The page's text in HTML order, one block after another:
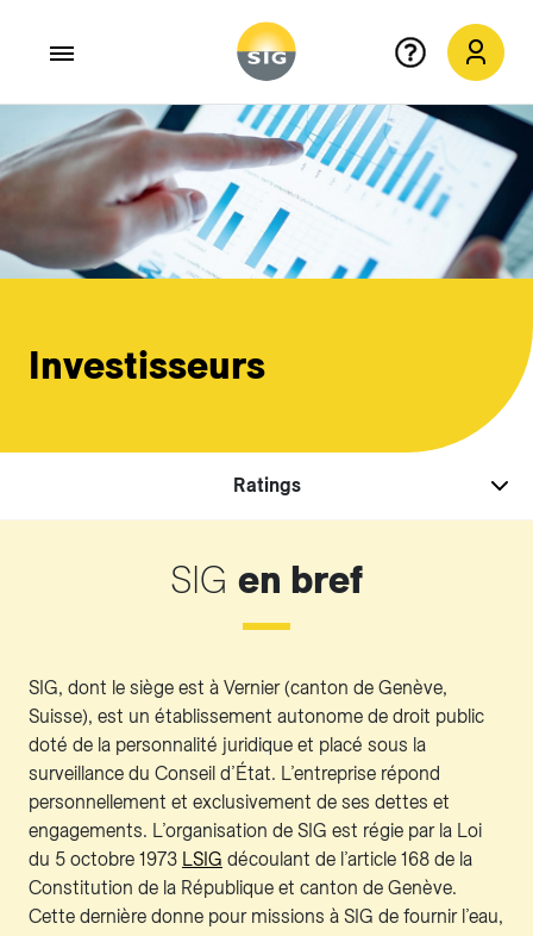
Aller au contenu principal
Investisseurs
Ratings
SIG en bref
SIG, dont le siège est à Vernier (canton de Genève,
Suisse), est un établissement autonome de droit public
doté de la personnalité juridique et placé sous la
surveillance du Conseil d’État. L’entreprise répond
personnellement et exclusivement de ses dettes et
engagements. L’organisation de SIG est régie par la Loi
du 5 octobre 1973 LSIG découlant de l’article 168 de la
Constitution de la République et canton de Genève.
Cette dernière donne pour missions à SIG de fournir l’eau,